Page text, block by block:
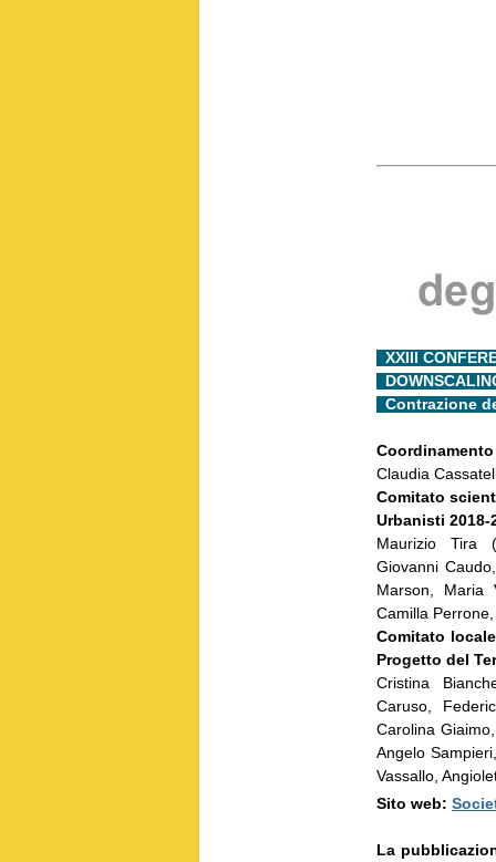
XXIII
Contrazione
Claudia
Comitato
Urbanisti 2018-
Maurizio Tira
Giovanni
Marson, Maria
Camilla
Comitato
Progetto del
Cristina
Caruso,
Carolina
Angelo
Vassallo,
Sito web:
La